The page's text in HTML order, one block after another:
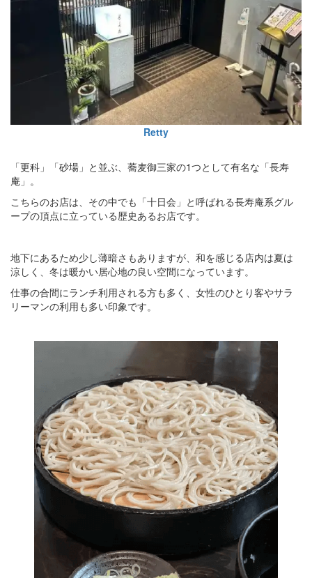
Retty
「更科」「砂場」と並ぶ、蕎麦御三家の1つとして有名な「長寿
庵」。
こちらのお店は、その中でも「十日会」と呼ばれる長寿庵系グル
ープの頂点に立っている歴史あるお店です。
地下にあるため少し薄暗さもありますが、和を感じる店内は夏は
涼しく、冬は暖かい居心地の良い空間になっています。
仕事の合間にランチ利用される方も多く、女性のひとり客やサラ
リーマンの利用も多い印象です。